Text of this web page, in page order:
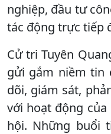
nghiệp, đầu tư
tác động trực tiếp
Cử tri Tuyên
gửi gắm niềm tin
dõi, giám sát,
với hoạt động của
hội. Những buổi